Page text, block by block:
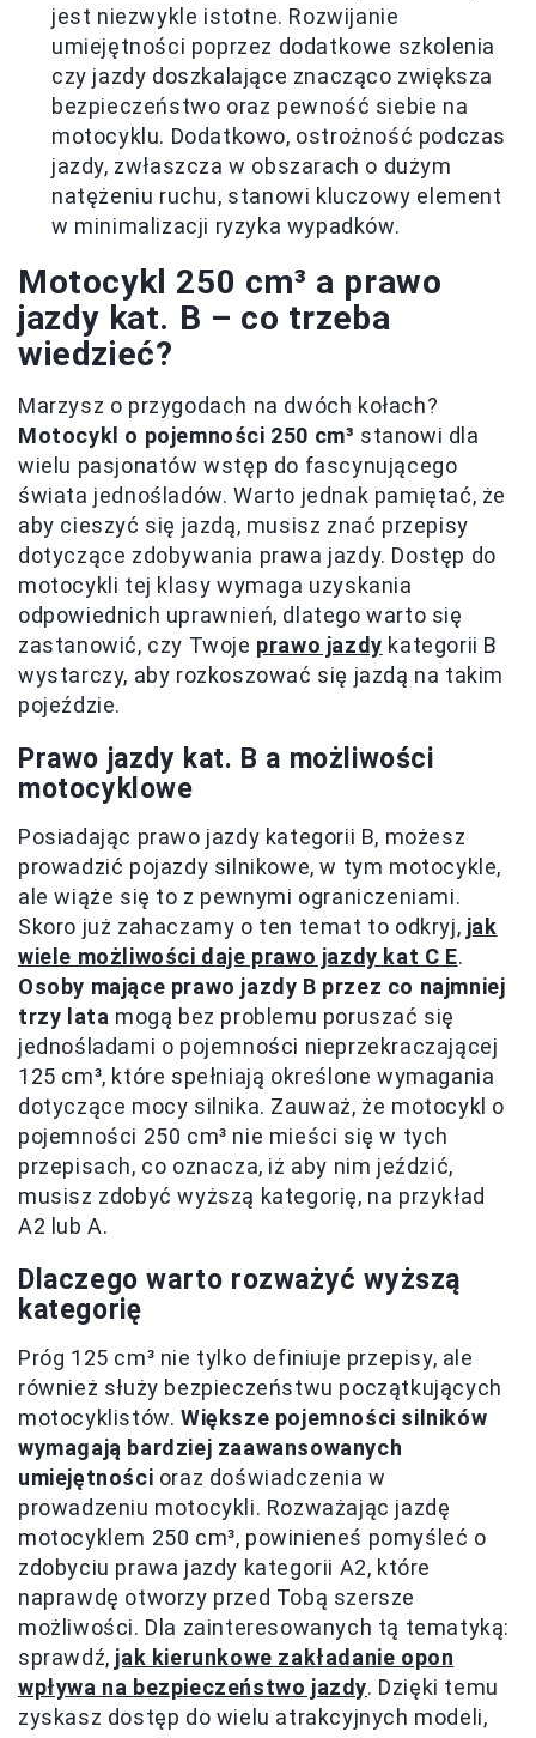
jest niezwykle istotne. Rozwijanie
umiejętności poprzez dodatkowe szkolenia
czy jazdy doszkalające znacząco zwiększa
bezpieczeństwo oraz pewność siebie na
motocyklu. Dodatkowo, ostrożność podczas
jazdy, zwłaszcza w obszarach o dużym
natężeniu ruchu, stanowi kluczowy element
w minimalizacji ryzyka wypadków.
Motocykl 250 cm³ a prawo
jazdy kat. B – co trzeba
wiedzieć?
Marzysz o przygodach na dwóch kołach?
Motocykl o pojemności 250 cm³ stanowi dla
wielu pasjonatów wstęp do fascynującego
świata jednośladów. Warto jednak pamiętać, że
aby cieszyć się jazdą, musisz znać przepisy
dotyczące zdobywania prawa jazdy. Dostęp do
motocykli tej klasy wymaga uzyskania
odpowiednich uprawnień, dlatego warto się
zastanowić, czy Twoje prawo jazdy kategorii B
wystarczy, aby rozkoszować się jazdą na takim
pojeździe.
Prawo jazdy kat. B a możliwości
motocyklowe
Posiadając prawo jazdy kategorii B, możesz
prowadzić pojazdy silnikowe, w tym motocykle,
ale wiąże się to z pewnymi ograniczeniami.
Skoro już zahaczamy o ten temat to odkryj, jak
wiele możliwości daje prawo jazdy kat C E.
Osoby mające prawo jazdy B przez co najmniej
trzy lata mogą bez problemu poruszać się
jednośladami o pojemności nieprzekraczającej
125 cm³, które spełniają określone wymagania
dotyczące mocy silnika. Zauważ, że motocykl o
pojemności 250 cm³ nie mieści się w tych
przepisach, co oznacza, iż aby nim jeździć,
musisz zdobyć wyższą kategorię, na przykład
A2 lub A.
Dlaczego warto rozważyć wyższą
kategorię
Próg 125 cm³ nie tylko definiuje przepisy, ale
również służy bezpieczeństwu początkujących
motocyklistów. Większe pojemności silników
wymagają bardziej zaawansowanych
umiejętności oraz doświadczenia w
prowadzeniu motocykli. Rozważając jazdę
motocyklem 250 cm³, powinieneś pomyśleć o
zdobyciu prawa jazdy kategorii A2, które
naprawdę otworzy przed Tobą szersze
możliwości. Dla zainteresowanych tą tematyką:
sprawdź, jak kierunkowe zakładanie opon
wpływa na bezpieczeństwo jazdy. Dzięki temu
zyskasz dostęp do wielu atrakcyjnych modeli,